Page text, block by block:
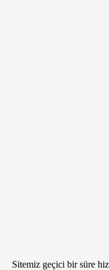
Sitemiz geçici bir süre